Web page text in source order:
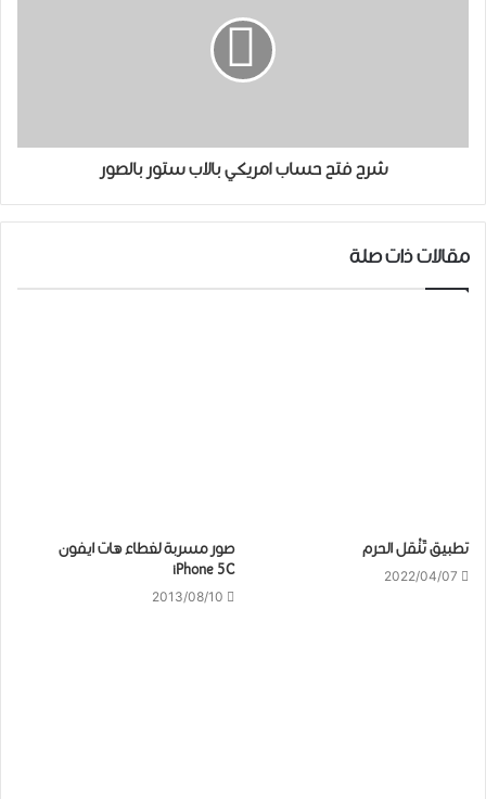
شرح فتح حساب امريكي بالاب ستور بالصور
مقالات ذات صلة
تطبيق تَنْقل الحرم
2022/04/07
صور مسربة لغطاء هات ايفون
iPhone 5C
2013/08/10